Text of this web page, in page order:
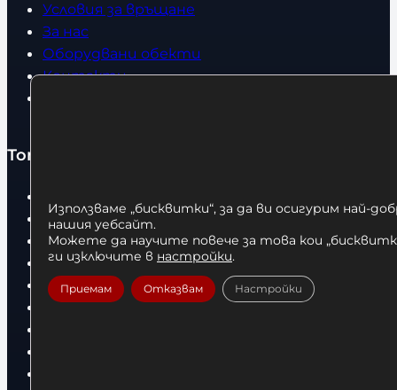
Условия за връщане
За нас
Оборудвани обекти
Контакти
Топ категории
Боксови чували
Боксови ръкавици
Дрехи
Детски дрехи
Суичъри
Използваме „бисквитки“, за да ви осигурим най-
нашия уебсайт.
Можете да научите повече за това кои
ги изключите в настройки.
Приемам Отказвам Настройки